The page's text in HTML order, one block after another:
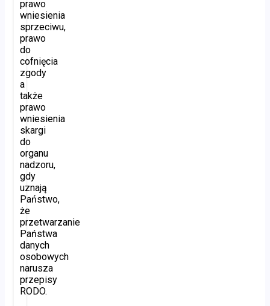
prawo
wniesienia
sprzeciwu,
prawo
do
cofnięcia
zgody
a
także
prawo
wniesienia
skargi
do
organu
nadzoru,
gdy
uznają
Państwo,
że
przetwarzanie
Państwa
danych
osobowych
narusza
przepisy
RODO.